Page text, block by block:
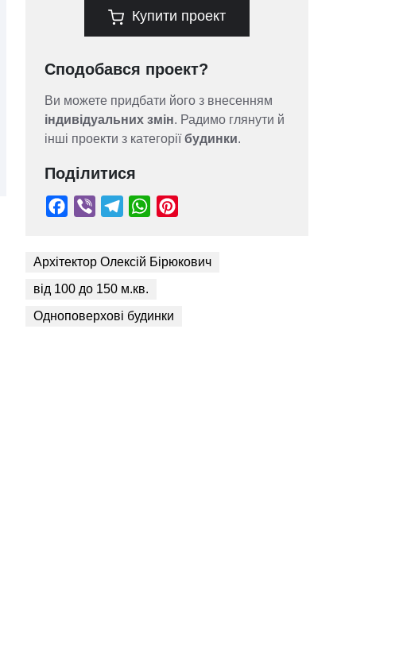
Купити проект
Сподобався проект?
Ви можете придбати його з внесенням
індивідуальних змін. Радимо глянути й
інші проекти з категоріїбудинки.
Поділитися
Архітектор Олексій Бірюкович
від 100 до 150 м.кв.
Одноповерхові будинки